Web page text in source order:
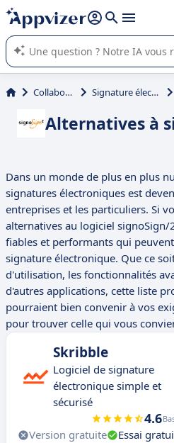
répondre (plusieurs lignes avec
L'IA de Appvizer vous guide dans
logiciel SaaS en entreprise.
Collaboration Signature électronique
Alternatives à
Dans un monde de plus en plus
signatures électroniques est
entreprises et les particuliers. Si
alternatives au logiciel
fiables et performants qui
signature électronique. Que ce
d'utilisation, les fonctionnalités
d'autres applications, cette liste
pourraient bien convenir à vos
pour trouver celle qui vous
Skribble
Logiciel de signature
électronique simple et
sécurisé
4.6
Version gratuite Essai